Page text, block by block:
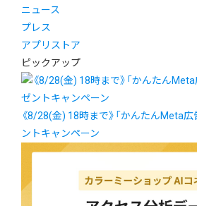
ニュース
プレス
アプリストア
ピックアップ
《8/28(金) 18時まで》「かんたんMeta
ントキャンペーン